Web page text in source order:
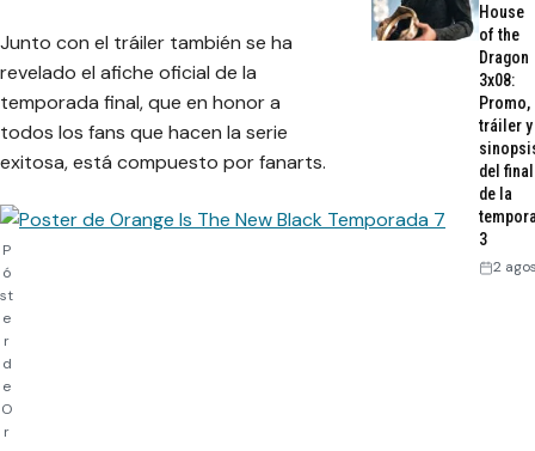
Junto con el tráiler también se ha
revelado el afiche oficial de la
temporada final, que en honor a
todos los fans que hacen la serie
exitosa, está compuesto porfanarts.
P
ó
st
e
r
d
e
O
r
House
of the
Dragon
3x08:
Promo,
tráiler y
del final
de la
3
2